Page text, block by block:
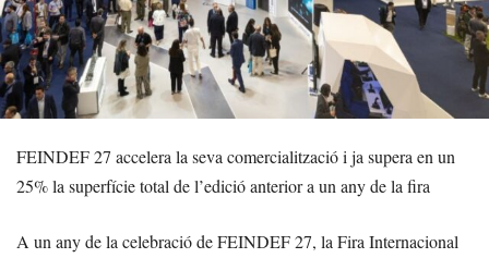
FEINDEF 27 accelera la seva comercialització i ja supera en un
25% la superfície total de l’edició anterior a un any de la fira
A un any de la celebració de FEINDEF 27, la Fira Internacional